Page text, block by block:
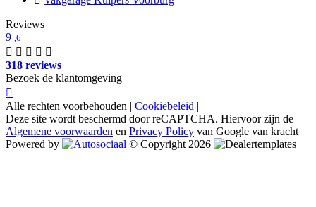
Reviews
9 ,6
318 reviews
Bezoek de klantomgeving
Alle rechten voorbehouden | Cookiebeleid |
Deze site wordt beschermd door reCAPTCHA. Hiervoor zijn de
Algemene voorwaarden en Privacy Policy van Google van kracht
Powered by
© Copyright 2026